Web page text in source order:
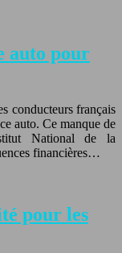
auto pour
conducteurs français
auto. Ce manque de
National de la
financières…
pour les